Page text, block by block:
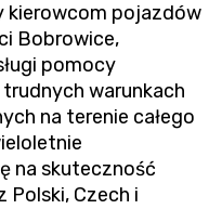
kierowcom pojazdów
Bobrowice,
pomocy
warunkach
na terenie całego
na skuteczność
Polski, Czech i